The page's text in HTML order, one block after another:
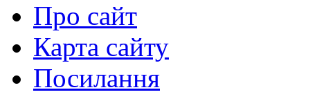
Про сайт
Карта сайту
Посилання